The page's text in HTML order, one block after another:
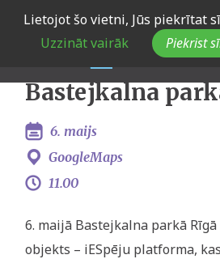
Lietojot šo vietni, Jūs piekrītat
Uzzināt vairāk
Piekrist
Vides objekta –
platformas
Bastejkalna
GoogleMaps
6. maijs
11.00
6. maijā Bastejkalna parkā
objekts – iESpēju platforma,